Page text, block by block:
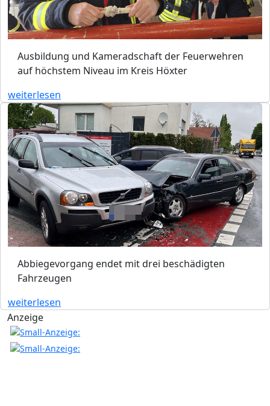
Ausbildung und Kameradschaft der Feuerwehren
auf höchstem Niveau im Kreis Höxter
weiterlesen
Abbiegevorgang endet mit drei beschädigten
Fahrzeugen
weiterlesen
Anzeige